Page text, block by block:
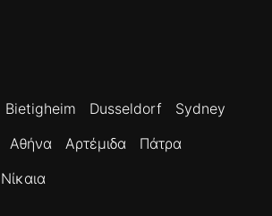
Bietigheim Dusseldorf
Sydney
Αθήνα Αρτέμιδα
Πάτρα
Νίκαια